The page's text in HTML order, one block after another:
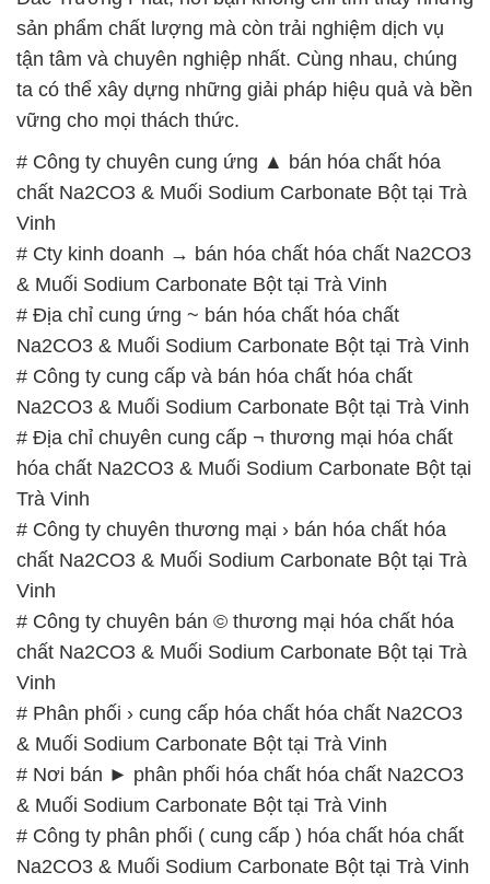
# Công ty chuyên cung ứng ▲ bán hóa chất hóa
chất Na2CO3 & Muối Sodium Carbonate Bột tại Trà
Vinh
# Cty kinh doanh → bán hóa chất hóa chất Na2CO3
& Muối Sodium Carbonate Bột tại Trà Vinh
# Địa chỉ cung ứng ~ bán hóa chất hóa chất
Na2CO3 & Muối Sodium Carbonate Bột tại Trà Vinh
# Công ty cung cấp và bán hóa chất hóa chất
Na2CO3 & Muối Sodium Carbonate Bột tại Trà Vinh
# Địa chỉ chuyên cung cấp ¬ thương mại hóa chất
hóa chất Na2CO3 & Muối Sodium Carbonate Bột tại
Trà Vinh
# Công ty chuyên thương mại › bán hóa chất hóa
chất Na2CO3 & Muối Sodium Carbonate Bột tại Trà
Vinh
# Công ty chuyên bán © thương mại hóa chất hóa
chất Na2CO3 & Muối Sodium Carbonate Bột tại Trà
Vinh
# Phân phối › cung cấp hóa chất hóa chất Na2CO3
& Muối Sodium Carbonate Bột tại Trà Vinh
# Nơi bán ► phân phối hóa chất hóa chất Na2CO3
& Muối Sodium Carbonate Bột tại Trà Vinh
# Công ty phân phối ( cung cấp ) hóa chất hóa chất
Na2CO3 & Muối Sodium Carbonate Bột tại Trà Vinh
# Đơn vị chuyên phân phối Þ kinh doanh hóa chất
hóa chất Na2CO3 & Muối Sodium Carbonate Bột tại
Trà Vinh